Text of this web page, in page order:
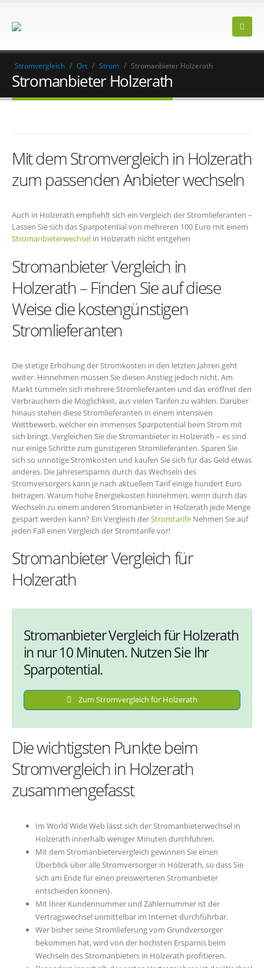
Stromvergleich / Ort / Strom / Stromanbieter Holzerath
Stromanbieter Holzerath
Mit dem Stromvergleich in Holzerath
zum passenden Anbieter wechseln
Auch in Holzerath empfiehlt sich ein Vergleich der Stromlieferanten –
Lassen Sie sich das Sparpotential von mehreren 100 Euro mit einem
Stromanbieterwechsel in Holzerath nicht entgehen
Stromanbieter Vergleich in
Holzerath – Finden Sie auf diese
Weise die kostengünstigen
Stromlieferanten
Die stetige Erhöhung der Stromkosten in den letzten Jahren geht
weiter. Hinnehmen müssen Sie diesen Anstieg jedoch nicht. Am
Markt tümmeln sich mehrere Stromlieferanten und das eröffnet den
Verbrauchern die Möglichkeit, aus vielen Tarifen zu wählen. Darüber
hinaus stehen diese Stromlieferanten in einem intensiven
Wettbewerb, welcher ein immenses Sparpotential beim Strom mit
sich bringt. Vergleichen Sie die Stromanbieter in Holzerath – es sind
nur einige Schritte zum günstigeren Stromlieferanten. Sparen Sie
sich so unnötige Stromkosten und kaufen Sie sich für das Geld etwas
anderes. Die Jahresersparnis durch das Wechseln des
Stromversorgers kann je nach aktuellem Tarif einige hundert Euro
betragen. Warum hohe Energiekosten hinnehmen, wenn durch das
Wechseln zu einem anderen Stromanbieter in Holzerath jede Menge
gespart werden kann? Ein Vergleich derStromtarife Nehmen Sie auf
jeden Fall einen Vergleich der Stromtarife vor!
Stromanbieter Vergleich für
Holzerath
Stromanbieter Vergleich für Holzerath
in nur 10 Minuten. Nutzen Sie Ihr
Sparpotential.
Zum Stromvergleich für Holzerath
Die wichtigsten Punkte beim
Stromvergleich in Holzerath
zusammengefasst
Im World Wide Web lässt sich der Stromanbieterwechsel in
Holzerath innerhalb weniger Minuten durchführen.
Mit dem Stromanbietervergleich gewinnen Sie einen
Überblick über alle Stromversorger in Holzerath, so dass Sie
sich am Ende für einen preiswerteren Stromanbieter
entscheiden können}.
Mit Ihrer Kundennummer und Zählernummer ist der
Vertragswechsel unmittelbar im Internet durchführbar.
Wer bisher seine Stromlieferung vom Grundversorger
bekommen hat, wird von der höchsten Ersparnis beim
Wechseln des Stromanbieters in Holzerath profitieren.